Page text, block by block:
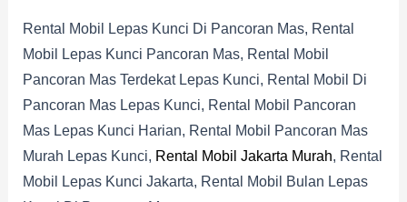
Rental Mobil Lepas Kunci Di Pancoran Mas, Rental
Mobil Lepas Kunci Pancoran Mas, Rental Mobil
Pancoran Mas Terdekat Lepas Kunci, Rental Mobil Di
Pancoran Mas Lepas Kunci, Rental Mobil Pancoran
Mas Lepas Kunci Harian, Rental Mobil Pancoran Mas
Murah Lepas Kunci, Rental Mobil Jakarta Murah, Rental
Mobil Lepas Kunci Jakarta, Rental Mobil Bulan Lepas